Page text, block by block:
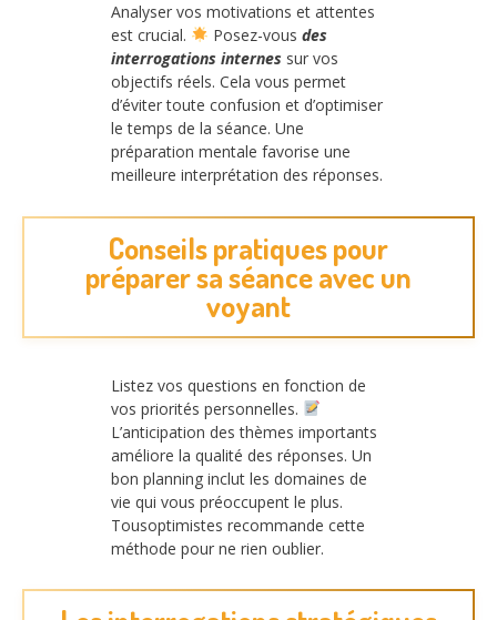
Analyser vos motivations et attentes
est crucial.
Posez-vous des
interrogations internes sur vos
objectifs réels. Cela vous permet
d’éviter toute confusion et d’optimiser
le temps de la séance. Une
préparation mentale favorise une
meilleure interprétation des réponses.
Conseils pratiques pour
préparer sa séance avec un
voyant
Listez vos questions en fonction de
vos priorités personnelles.
L’anticipation des thèmes importants
améliore la qualité des réponses. Un
bon planning inclut les domaines de
vie qui vous préoccupent le plus.
Tousoptimistes recommande cette
méthode pour ne rien oublier.